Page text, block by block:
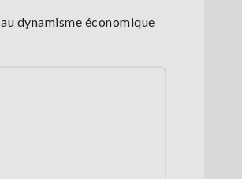
dynamisme économique